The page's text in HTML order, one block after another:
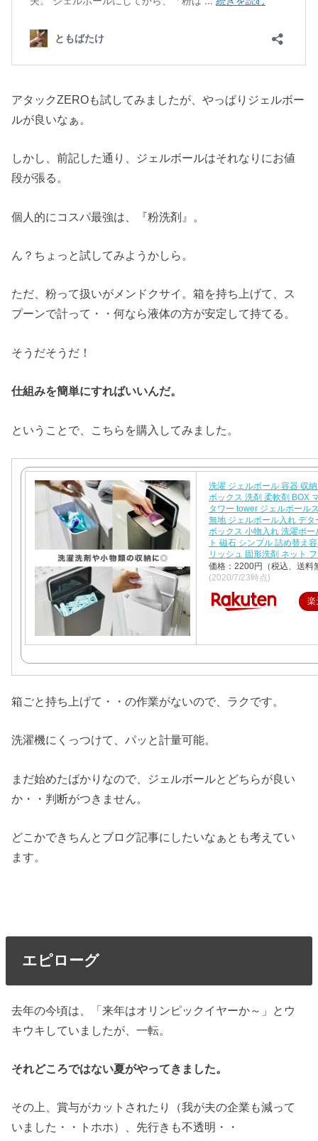
アタックZEROも試してみましたが、やっぱりジェルボー
ルが良いなぁ。
しかし、前記した通り、ジェルボールはそれなりにお値
段が張る。
個人的にコスパ最強は、『粉洗剤』。
ん？ちょっと試してみようかしら。
ただ、粉って扱いがメンドクサイ。箱を持ち上げて、ス
プーンで計って・・何なら液体の方が安定して持てる。
そうだそうだ！
仕組みを簡単にすればいいんだ。
ということで、こちらを購入してみました。
洗濯 ジェルボール 容器 収
ボックス 洗剤 柔軟剤 BOX
タワー tower ジェルボール
無地 ジェルボール入れ デタ
ボックス 小物入れ 洗濯ボー
ト 磁石 シンプル 詰め替え
リッシュ 固形洗剤 ネット
価格：2200円（税込、送料
(2020/7/23時点)
楽
箱ごと持ち上げて・・の作業がないので、ラクです。
洗濯機にくっつけて、パッと計量可能。
まだ始めたばかりなので、ジェルボールとどちらが良い
か・・判断がつきません。
どこかできちんとブログ記事にしたいなぁとも考えてい
ます。
エピローグ
去年の今頃は、「来年はオリンピックイヤーか～」とウ
キウキしていましたが、一転。
それどころではない夏がやってきました。
その上、賞与がカットされたり（我が夫の企業も減って
いました・・トホホ）、先行きも不透明・・